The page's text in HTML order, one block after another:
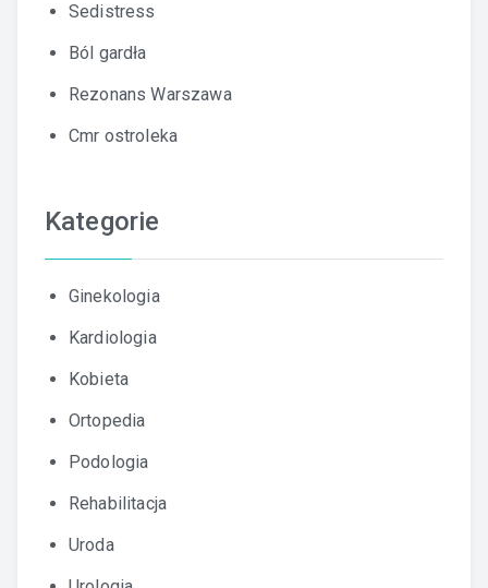
Sedistress
Ból gardła
Rezonans Warszawa
Cmr ostroleka
Kategorie
Ginekologia
Kardiologia
Kobieta
Ortopedia
Podologia
Rehabilitacja
Uroda